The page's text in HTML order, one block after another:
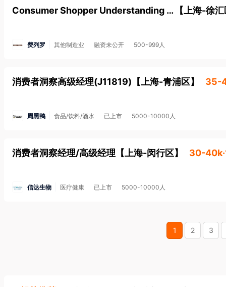
Consumer Shopper Understanding Manager 【 上海-徐
费列罗 其他制造业 融资未公开 500-999人
消费者洞察高级经理(J11819) 【 上海-青浦区】 35-
周黑鸭 食品/饮料/酒水 已上市 5000-10000人
消费者洞察经理/高级经理 【 上海-闵行区】 30-
信达生物 医疗健康 已上市 5000-10000人
1 2 3